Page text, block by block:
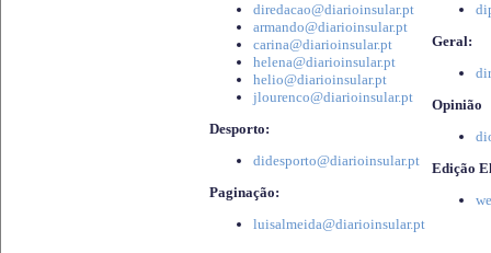
diredacao@diarioinsular.pt
armando@diarioinsular.pt
carina@diarioinsular.pt
helena@diarioinsular.pt
helio@diarioinsular.pt
jlourenco@diarioinsular.pt
Desporto:
didesporto@diarioinsular.pt
Paginação:
luisalmeida@diarioinsular.pt
Geral:
Opinião
Edição